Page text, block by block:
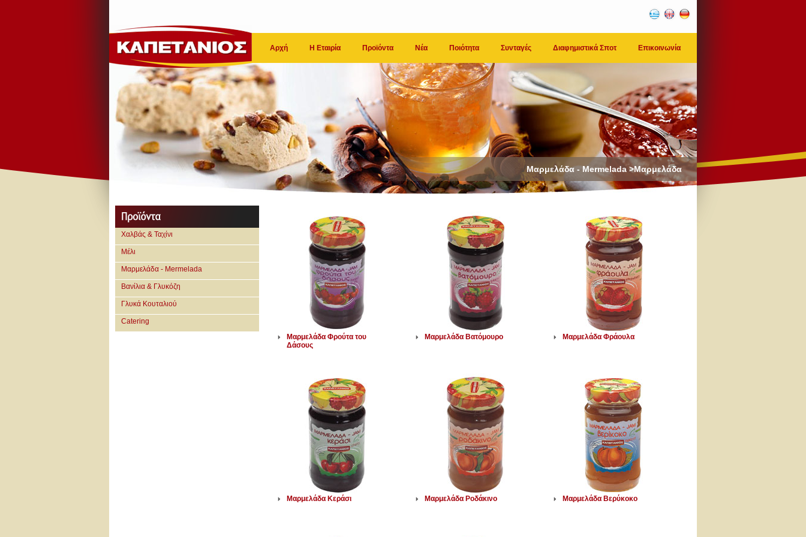
Αρχή Η Εταιρία Προϊόντα Νέα Ποιότητα Συνταγές Διαφημιστικά Σποτ Επικοινωνία
Μαρμελάδα - Mermelada >Μαρμελάδα
Χαλβάς & Ταχίνι
Μέλι
Μαρμελάδα - Mermelada
Βανίλια & Γλυκόζη
Γλυκά Κουταλιού
Catering
Μαρμελάδα Φρούτα του
Δάσους
Μαρμελάδα Βατόμουρο Μαρμελάδα Φράουλα
Μαρμελάδα Κεράσι Μαρμελάδα Ροδάκινο Μαρμελάδα Βερύκοκο